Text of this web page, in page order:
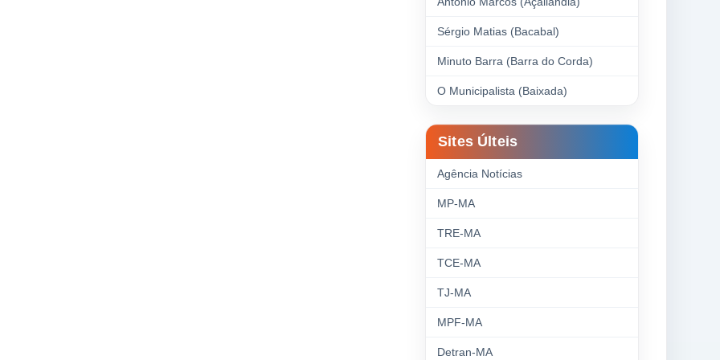
Sérgio Matias (Bacabal)
Minuto Barra (Barra do Corda)
O Municipalista (Baixada)
Sites Últeis
Agência Notícias
MP-MA
TRE-MA
TCE-MA
TJ-MA
MPF-MA
Detran-MA